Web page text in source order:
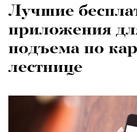
Лучшие
приложения
подъема по
лестнице